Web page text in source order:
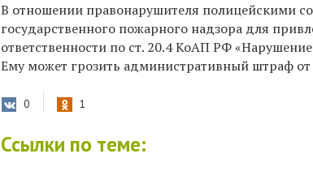
В отношении правонарушителя полицейскими
государственного пожарного надзора для
ответственности по ст. 20.4 КоАП РФ
Ему может грозить административный штраф от
0 1
Ссылки по теме: